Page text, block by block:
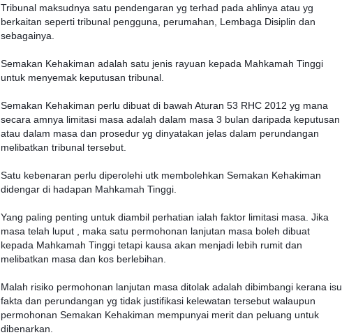
Tribunal maksudnya satu pendengaran yg terhad pada ahlinya atau yg
berkaitan seperti tribunal pengguna, perumahan, Lembaga Disiplin dan
sebagainya.
Semakan Kehakiman adalah satu jenis rayuan kepada Mahkamah Tinggi
untuk menyemak keputusan tribunal.
Semakan Kehakiman perlu dibuat di bawah Aturan 53 RHC 2012 yg mana
secara amnya limitasi masa adalah dalam masa 3 bulan daripada keputusan
atau dalam masa dan prosedur yg dinyatakan jelas dalam perundangan
melibatkan tribunal tersebut.
Satu kebenaran perlu diperolehi utk membolehkan Semakan Kehakiman
didengar di hadapan Mahkamah Tinggi.
Yang paling penting untuk diambil perhatian ialah faktor limitasi masa. Jika
masa telah luput , maka satu permohonan lanjutan masa boleh dibuat
kepada Mahkamah Tinggi tetapi kausa akan menjadi lebih rumit dan
melibatkan masa dan kos berlebihan.
Malah risiko permohonan lanjutan masa ditolak adalah dibimbangi kerana isu
fakta dan perundangan yg tidak justifikasi kelewatan tersebut walaupun
permohonan Semakan Kehakiman mempunyai merit dan peluang untuk
dibenarkan.